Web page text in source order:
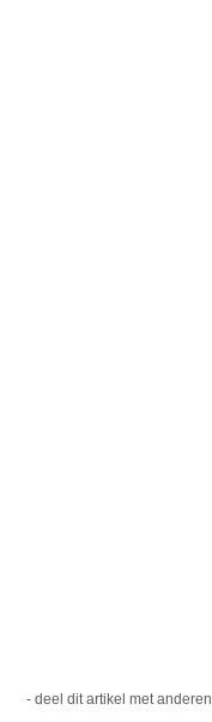
- deel dit artikel met anderen